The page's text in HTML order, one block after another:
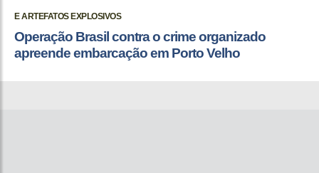
E ARTEFATOS EXPLOSIVOS
Operação Brasil contra o crime organizado
apreende embarcação em Porto Velho